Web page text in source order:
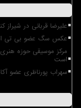
علیرضا قربانی در شیراز
عکس سگ عضو بی تی
مرکز موسیقی حوزه
است
سهراب پورناظری عضو